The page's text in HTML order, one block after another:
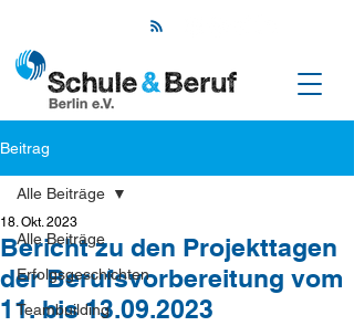
Beitrag
Alle Beiträge
Erfolgsgeschichten
Teambuilding
Alle Beiträge
Bericht zu den Projekttagen
der Berufsvorbereitung vom
11. bis 13.09.2023
18. Okt. 2023